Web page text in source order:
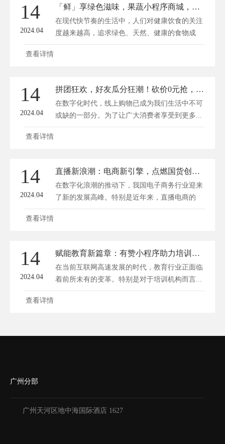
14
2024.04
「鲜」享绿色滋味，果蔬小程序商城，一键解锁田园时鲜！
在现代快节奏的生活中，人们对健康饮食的关注
度越来越高，追求绿色、天然、健康的食物成
为...
查看详情
14
2024.04
拼团狂欢，好友瓜分狂潮！砍价0元抢，抽奖免单盛宴——有赞微商城惊喜攻略！
在数字化时代，线上购物已成为我们生活中不可
或缺的一部分。为了让广大消费者享受到更多...
查看详情
14
2024.04
直播新浪潮：电商新引擎，点燃国货创新之光
在数字化浪潮的推动下，我国电子商务行业迎来
了新的发展高峰。特别是近年来，直播电商的
兴...
查看详情
14
2024.04
赋能教育新篇章：有赞小程序助力培训机构华丽转身
在当前互联网高速发展的时代，教育行业正面临
着前所未有的变革。特别是对于培训机构而言...
查看详情
广州分部
广州天河区地中海国际酒店 1627